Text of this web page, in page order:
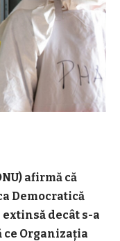
afirmă că
Democratică
extinsă decât s-a
ce Organizația